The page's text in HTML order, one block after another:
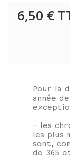
6,50 €
Pour la
année
- les
les plus
sont,
de 365